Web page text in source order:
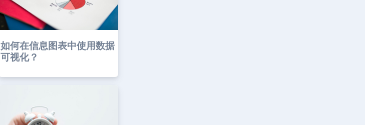
如何在信息图表中使用数据
可视化？